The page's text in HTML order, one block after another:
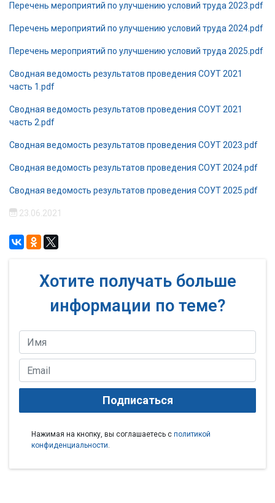
Перечень мероприятий по улучшению условий труда 2023.pdf
Перечень мероприятий по улучшению условий труда 2024.pdf
Перечень мероприятий по улучшению условий труда 2025.pdf
Сводная ведомость результатов проведения СОУТ 2021
часть 1.pdf
Сводная ведомость результатов проведения СОУТ 2021
часть 2.pdf
Сводная ведомость результатов проведения СОУТ 2023.pdf
Сводная ведомость результатов проведения СОУТ 2024.pdf
Сводная ведомость результатов проведения СОУТ 2025.pdf
23.06.2021
Хотите получать больше
информации по теме?
Подписаться
Нажимая на кнопку, вы соглашаетесь с политикой
конфиденциальности.